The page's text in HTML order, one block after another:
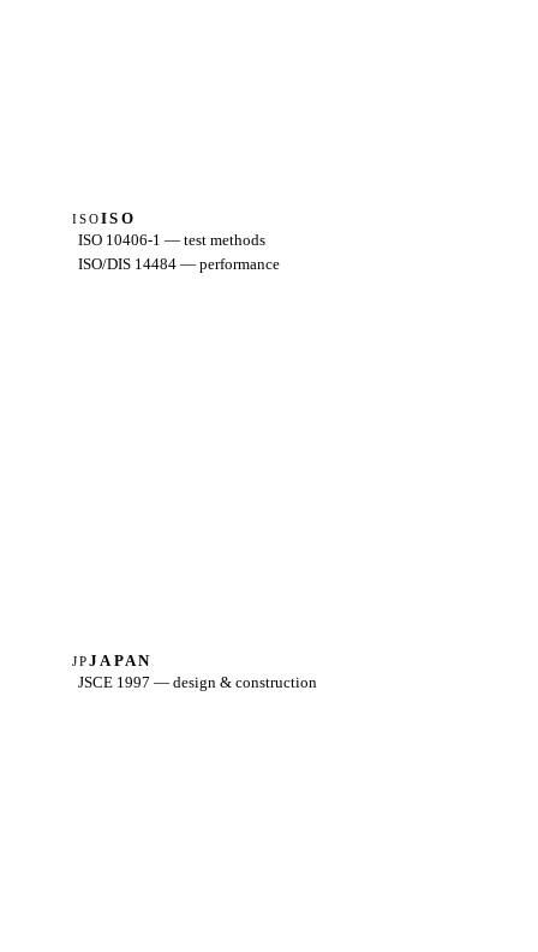
ISOISO
ISO 10406-1 — test methods
ISO/DIS 14484 — performance
JPJAPAN
JSCE 1997 — design & construction